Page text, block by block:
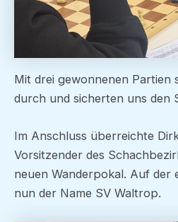
Mit drei gewonnenen Partien
durch und sicherten uns den
Im Anschluss überreichte
Vorsitzender des
neuen Wanderpokal. Auf der
nun der Name SV Waltrop.